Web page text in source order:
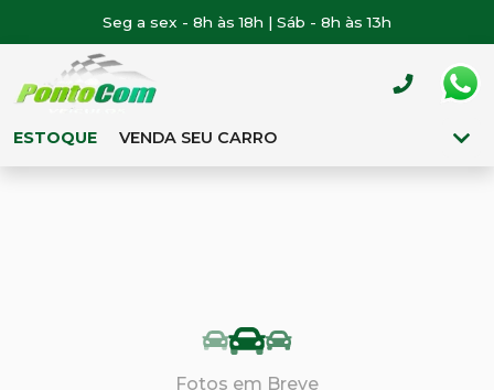
Seg a sex - 8h às 18h | Sáb - 8h às 13h
ESTOQUE VENDA SEU CARRO
Fotos em Breve